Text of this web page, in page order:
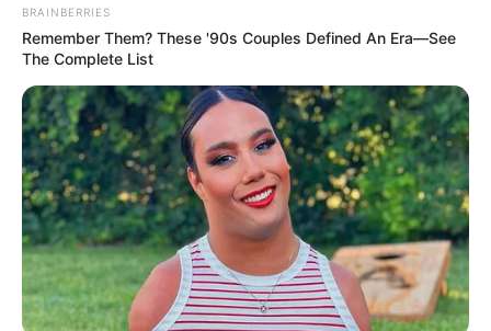
Ανακαλύψτε περισσότερα άρθρα στα αποτελέσματα
αναζήτησης.
BRAINBERRIES
Remember Them? These '90s Couples Defined An Era—See
The Complete List